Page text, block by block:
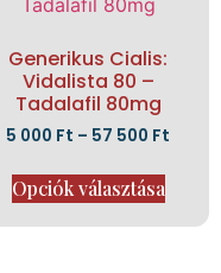
Generikus Cialis:
Vidalista 80 –
Tadalafil 80mg
5 000 Ft – 57 500 Ft
Opciók választása